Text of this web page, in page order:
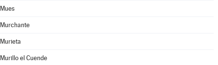
Mues
Murchante
Murieta
Murillo el Cuende